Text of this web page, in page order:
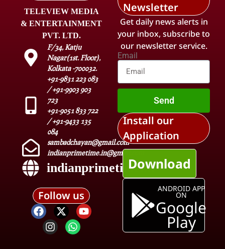
TELEVIEW MEDIA
& ENTERTAINMENT
PVT. LTD.
F/34, Katju
Nagar(1st. Floor),
Kolkata -700032.
+91-9831 223 083
/ +91-9903 903
723
+91-9051 833 722
/ +91-9433 135
084
sambadchayan@gmail.com
indianprimetime.in@gmail.com
indianprimetime.in
Follow us
Newsletter
Get daily news alerts in
your inbox, subscribe to
our newsletter service.
Email
Send
Install our
Application
Download
ANDROID APP
ON
Google
Play